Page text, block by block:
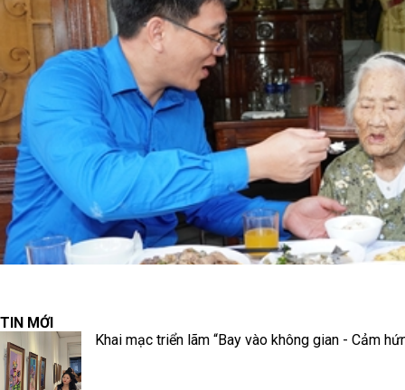
TIN MỚI
Khai mạc triển lãm “Bay vào không gian - Cảm